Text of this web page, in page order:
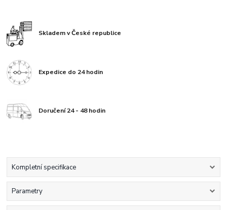
Skladem v České republice
Expedice do 24 hodin
Doručení 24 - 48 hodin
Kompletní specifikace
Parametry